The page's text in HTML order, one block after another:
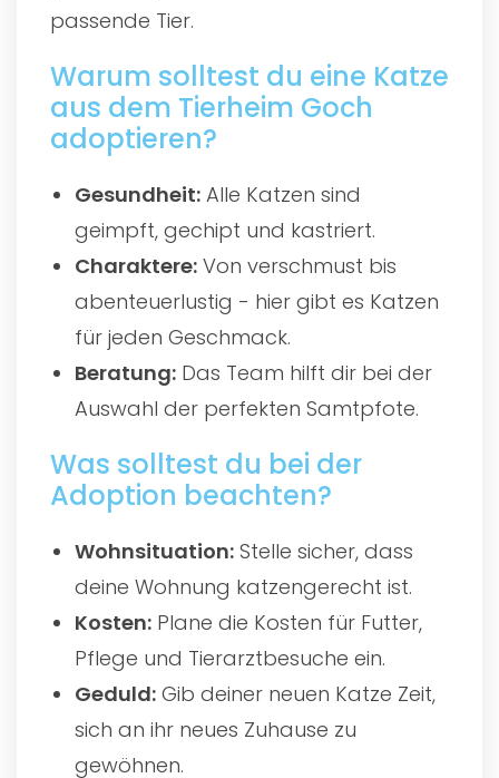
passende Tier.
Warum solltest du eine Katze
aus dem Tierheim Goch
adoptieren?
Gesundheit: Alle Katzen sind
geimpft, gechipt und kastriert.
Charaktere: Von verschmust bis
abenteuerlustig - hier gibt es Katzen
für jeden Geschmack.
Beratung: Das Team hilft dir bei der
Auswahl der perfekten Samtpfote.
Was solltest du bei der
Adoption beachten?
Wohnsituation: Stelle sicher, dass
deine Wohnung katzengerecht ist.
Kosten: Plane die Kosten für Futter,
Pflege und Tierarztbesuche ein.
Geduld: Gib deiner neuen Katze Zeit,
sich an ihr neues Zuhause zu
gewöhnen.